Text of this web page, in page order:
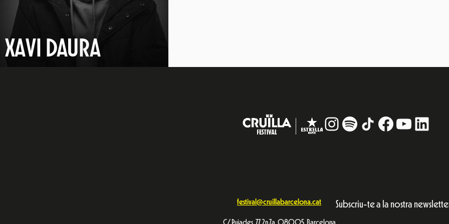
XAVI DAURA
Instagram
# TikTokFacebook
YouTube
festival@cruillabarcelona.cat Subscriu-te a la nostra